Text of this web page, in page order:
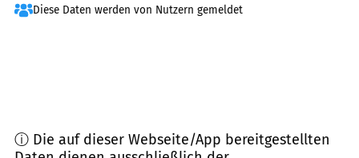
Diese Daten werden von Nutzern gemeldet
ⓘ Die auf dieser Webseite/App bereitgestellten